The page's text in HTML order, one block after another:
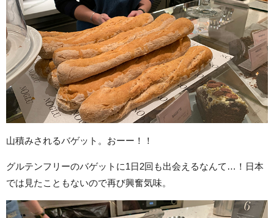
山積みされるバゲット。おーー！！
グルテンフリーのバゲットに1日2回も出会えるなんて…！日本
では見たこともないので再び興奮気味。